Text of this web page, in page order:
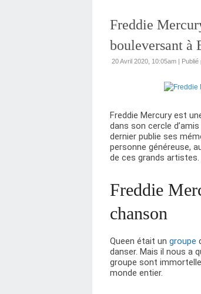
Freddie
bouleversant à
20 Avril 2020, 10:05am |
Freddie Mercury est
dans son cercle
dernier publie ses
personne généreuse,
de ces grands artistes.
Freddie
chanson
Queen était un groupe
danser. Mais il nous a
groupe sont
monde entier.